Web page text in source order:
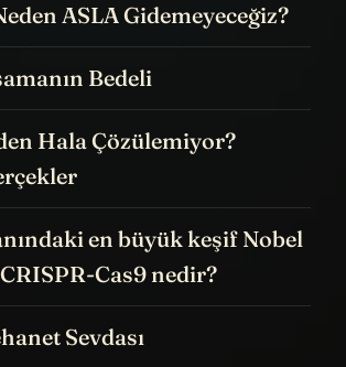
ASLA Gidemeyeceğiz?
Bedeli
Hala Çözülemiyor?
en büyük keşif Nobel
Cas9 nedir?
Sevdası